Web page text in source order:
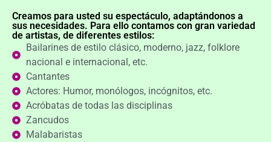
Creamos para usted su espectáculo, adaptándonos a
sus necesidades. Para ello contamos con gran variedad
de artistas, de diferentes estilos:
Bailarines de estilo clásico, moderno, jazz, folklore
nacional e internacional, etc.
Cantantes
Actores: Humor, monólogos, incógnitos, etc.
Acróbatas de todas las disciplinas
Zancudos
Malabaristas